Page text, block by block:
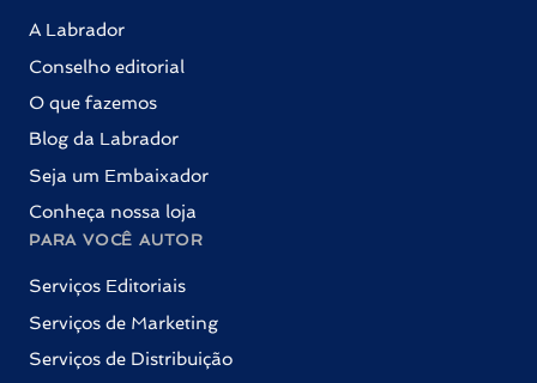
A Labrador
Conselho editorial
O que fazemos
Blog da Labrador
Seja um Embaixador
Conheça nossa loja
PARA VOCÊ AUTOR
Serviços Editoriais
Serviços de Marketing
Serviços de Distribuição